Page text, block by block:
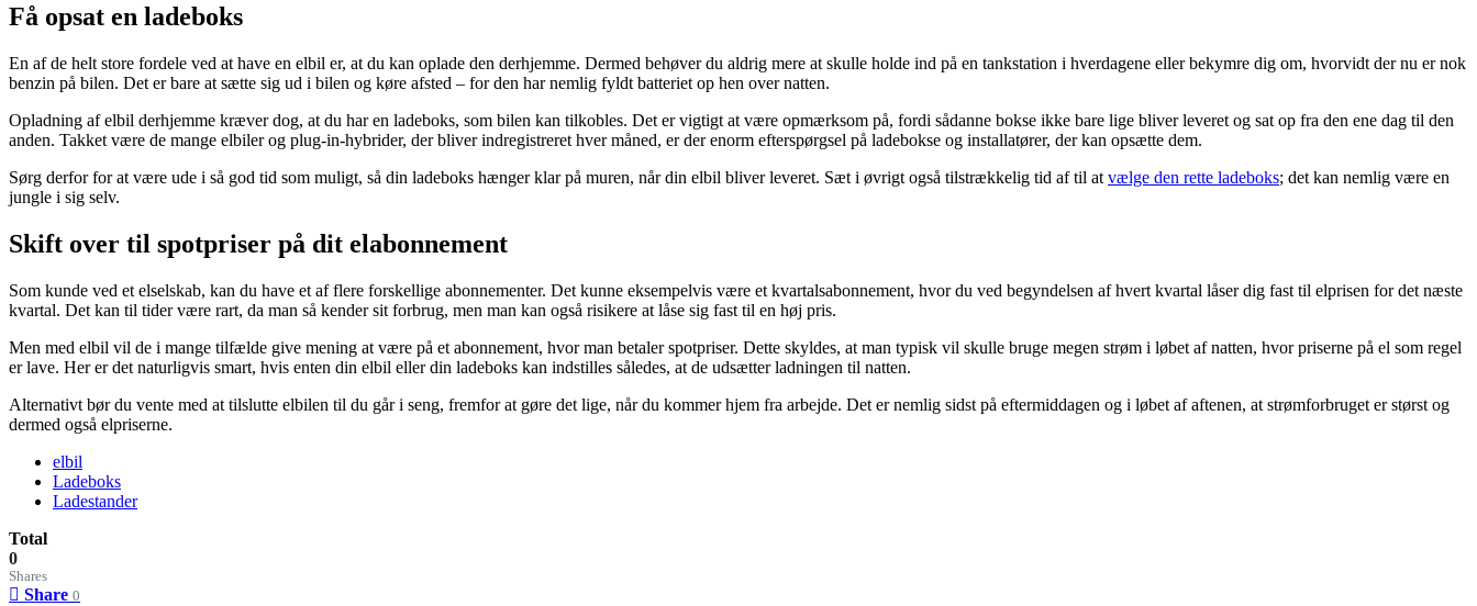
Få opsat en ladeboks
En af de helt store fordele ved at have en elbil er, at du kan oplade den derhjemme. Dermed behøver du aldrig mere at skulle holde ind på en tankstation i hverdagene eller bekymre dig om, hvorvidt der nu er nok
benzin på bilen. Det er bare at sætte sig ud i bilen og køre afsted – for den har nemlig fyldt batteriet op hen over natten.
Opladning af elbil derhjemme kræver dog, at du har en ladeboks, som bilen kan tilkobles. Det er vigtigt at være opmærksom på, fordi sådanne bokse ikke bare lige bliver leveret og sat op fra den ene dag til den
anden. Takket være de mange elbiler og plug-in-hybrider, der bliver indregistreret hver måned, er der enorm efterspørgsel på ladebokse og installatører, der kan opsætte dem.
Sørg derfor for at være ude i så god tid som muligt, så din ladeboks hænger klar på muren, når din elbil bliver leveret. Sæt i øvrigt også tilstrækkelig tid af til at vælge den rette ladeboks; det kan nemlig være en
jungle i sig selv.
Skift over til spotpriser på dit elabonnement
Som kunde ved et elselskab, kan du have et af flere forskellige abonnementer. Det kunne eksempelvis være et kvartalsabonnement, hvor du ved begyndelsen af hvert kvartal låser dig fast til elprisen for det næste
kvartal. Det kan til tider være rart, da man så kender sit forbrug, men man kan også risikere at låse sig fast til en høj pris.
Men med elbil vil de i mange tilfælde give mening at være på et abonnement, hvor man betaler spotpriser. Dette skyldes, at man typisk vil skulle bruge megen strøm i løbet af natten, hvor priserne på el som regel
er lave. Her er det naturligvis smart, hvis enten din elbil eller din ladeboks kan indstilles således, at de udsætter ladningen til natten.
Alternativt bør du vente med at tilslutte elbilen til du går i seng, fremfor at gøre det lige, når du kommer hjem fra arbejde. Det er nemlig sidst på eftermiddagen og i løbet af aftenen, at strømforbruget er størst og
dermed også elpriserne.
elbil
Ladeboks
Ladestander
Total
0
Shares
Share 0